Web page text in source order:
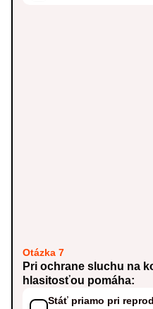
Otázka 7
Pri ochrane sluchu na
hlasitosťou pomáha:
Stáť priamo pri